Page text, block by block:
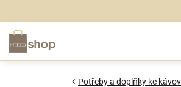
Potřeby a doplňky ke